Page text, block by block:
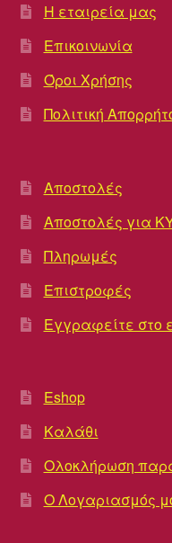
Η εταιρεία μας
Επικοινωνία
Όροι Χρήσης
Πολιτική
Αποστολές
Αποστολές για
Πληρωμές
Επιστροφές
Εγγραφείτε στο
Eshop
Καλάθι
Ολοκλήρωση
Ο Λογαριασμός